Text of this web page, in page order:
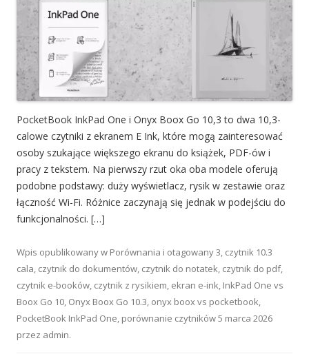
PocketBook InkPad One i Onyx Boox Go 10,3 to dwa 10,3-
calowe czytniki z ekranem E Ink, które mogą zainteresować
osoby szukające większego ekranu do książek, PDF-ów i
pracy z tekstem. Na pierwszy rzut oka oba modele oferują
podobne podstawy: duży wyświetlacz, rysik w zestawie oraz
łączność Wi-Fi. Różnice zaczynają się jednak w podejściu do
funkcjonalności. […]
Wpis opublikowany w Porównania i otagowany3, czytnik 10.3
cala, czytnik do dokumentów, czytnik do notatek, czytnik do pdf,
czytnik e-booków, czytnik z rysikiem, ekran e-ink, InkPad One vs
Boox Go 10, Onyx Boox Go 10.3, onyx boox vs pocketbook,
PocketBook InkPad One, porównanie czytników5 marca 2026
przez admin.